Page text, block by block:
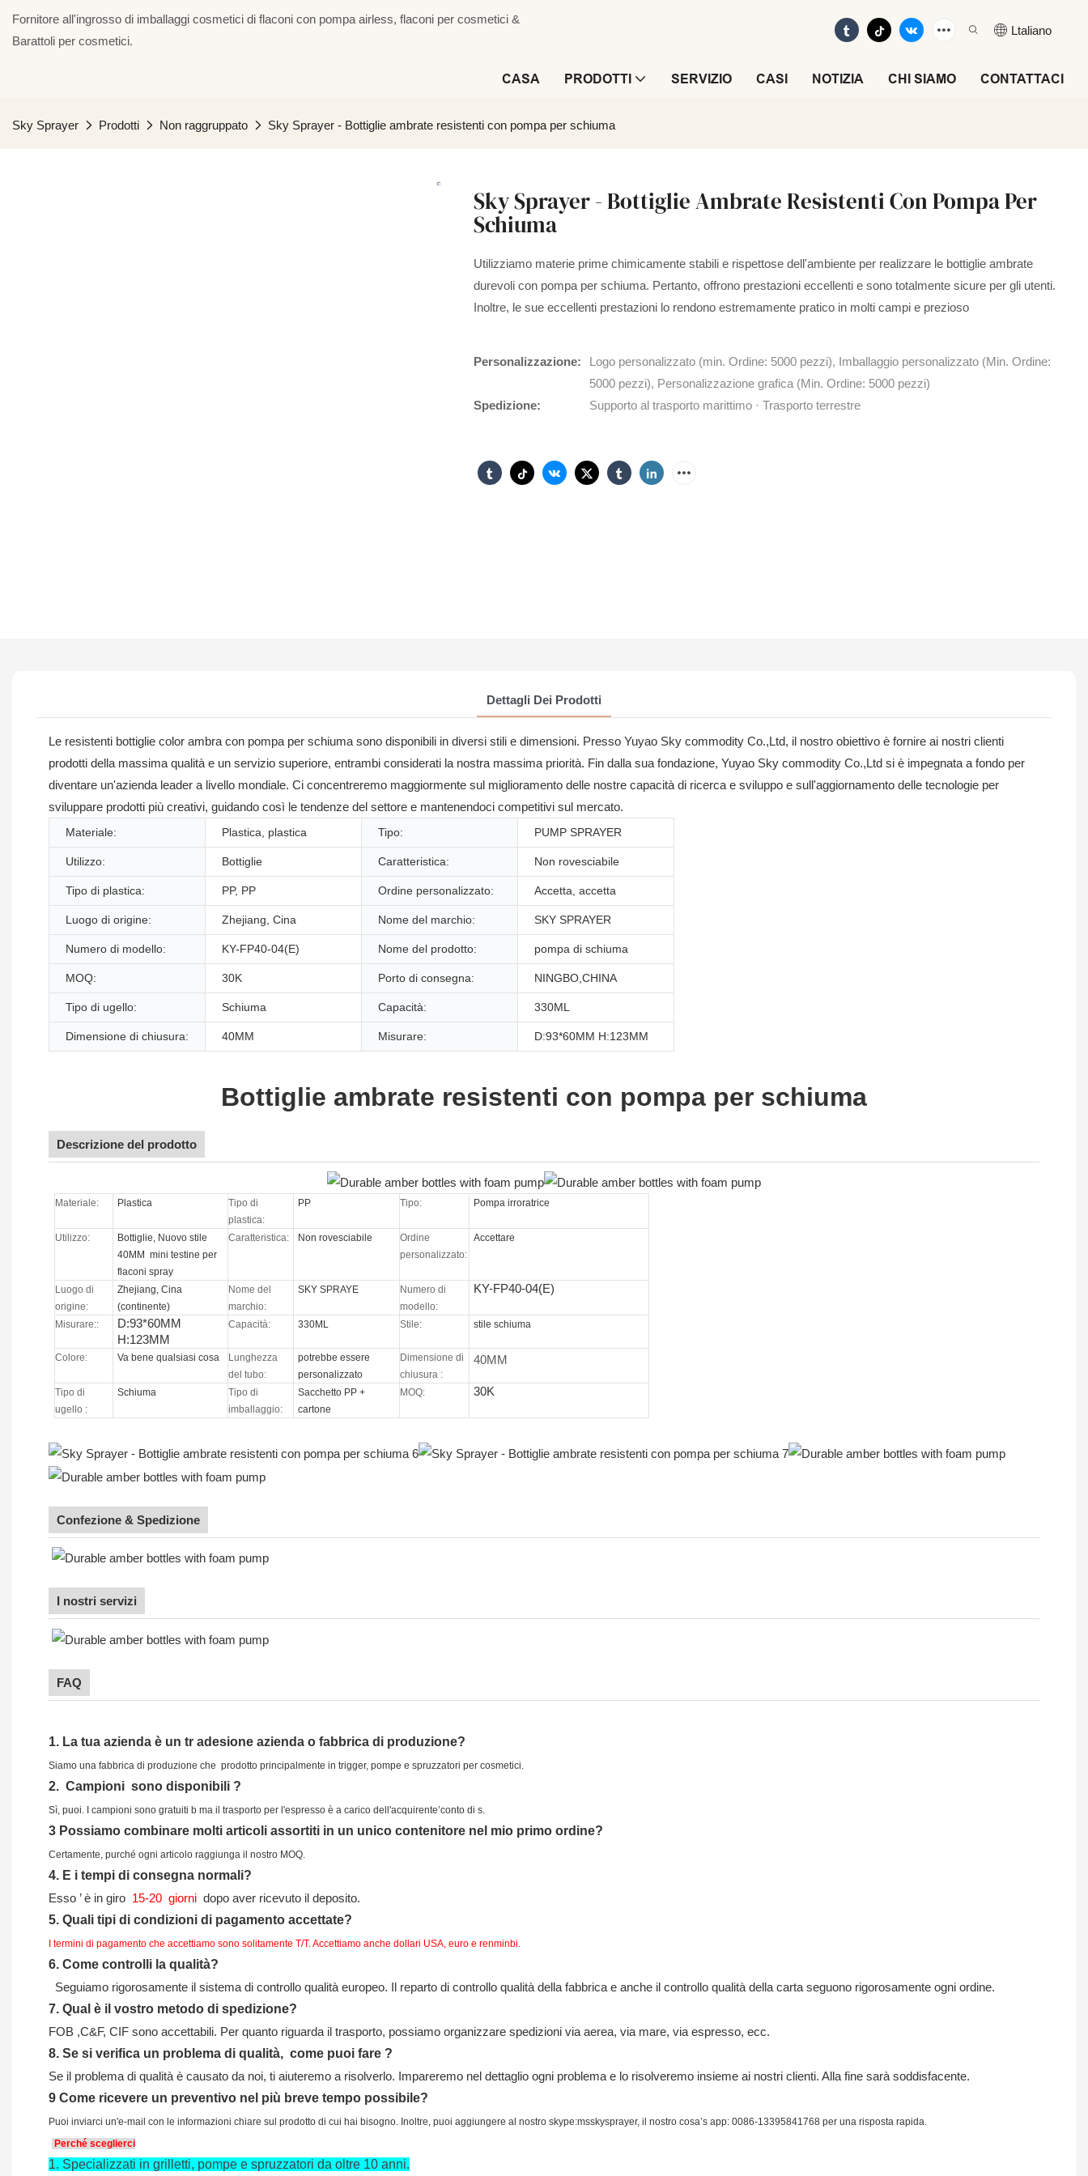
Fornitore all'ingrosso di imballaggi cosmetici di flaconi con pompa airless, flaconi per cosmetici &
Barattoli per cosmetici.
Ltaliano
CASA PRODOTTI SERVIZIO CASI NOTIZIA CHI SIAMO CONTATTACI
Sky Sprayer Prodotti Non raggruppato Sky Sprayer - Bottiglie ambrate resistenti con pompa per schiuma
Sky Sprayer - Bottiglie Ambrate Resistenti Con Pompa Per
Schiuma
Utilizziamo materie prime chimicamente stabili e rispettose dell'ambiente per realizzare le bottiglie ambrate
durevoli con pompa per schiuma. Pertanto, offrono prestazioni eccellenti e sono totalmente sicure per gli utenti.
Inoltre, le sue eccellenti prestazioni lo rendono estremamente pratico in molti campi e prezioso
Personalizzazione:
Logo personalizzato (min. Ordine: 5000 pezzi), Imballaggio personalizzato (Min. Ordine:
5000 pezzi), Personalizzazione grafica (Min. Ordine: 5000 pezzi)
Spedizione:
Supporto al trasporto marittimo · Trasporto terrestre
Dettagli Dei Prodotti
Le resistenti bottiglie color ambra con pompa per schiuma sono disponibili in diversi stili e dimensioni. Presso Yuyao Sky commodity Co.,Ltd, il nostro obiettivo è fornire ai nostri clienti
prodotti della massima qualità e un servizio superiore, entrambi considerati la nostra massima priorità. Fin dalla sua fondazione, Yuyao Sky commodity Co.,Ltd si è impegnata a fondo per
diventare un'azienda leader a livello mondiale. Ci concentreremo maggiormente sul miglioramento delle nostre capacità di ricerca e sviluppo e sull'aggiornamento delle tecnologie per
sviluppare prodotti più creativi, guidando così le tendenze del settore e mantenendoci competitivi sul mercato.
Materiale: Plastica, plastica Tipo: PUMP SPRAYER
Utilizzo: Bottiglie Caratteristica: Non rovesciabile
Tipo di plastica: PP, PP Ordine personalizzato: Accetta, accetta
Luogo di origine: Zhejiang, Cina Nome del marchio: SKY SPRAYER
Numero di modello: KY-FP40-04(E) Nome del prodotto: pompa di schiuma
MOQ: 30K Porto di consegna: NINGBO,CHINA
Tipo di ugello: Schiuma Capacità: 330ML
Dimensione di chiusura: 40MM Misurare: D:93*60MM H:123MM
Bottiglie ambrate resistenti con pompa per schiuma
Descrizione del prodotto
Materiale: Plastica
Tipo di
plastica:
PP Tipo: Pompa irroratrice
Utilizzo:
Bottiglie, Nuovo stile
40MM mini testine per
flaconi spray
Caratteristica: Non rovesciabile
Ordine
personalizzato:
Accettare
Luogo di
origine:
Zhejiang, Cina
(continente)
Nome del
marchio:
SKY SPRAYE
Numero di
modello:
KY-FP40-04(E)
Misurare::
D:93*60MM
H:123MM
Capacità: 330ML Stile: stile schiuma
Colore: Va bene qualsiasi cosa
Lunghezza
del tubo:
potrebbe essere
personalizzato
Dimensione di
chiusura :
40MM
Tipo di
ugello :
Schiuma
Tipo di
imballaggio:
Sacchetto PP +
cartone
MOQ: 30K
Confezione & Spedizione
I nostri servizi
FAQ
1. La tua azienda è un tr adesione azienda o fabbrica di produzione?
Siamo una fabbrica di produzione che prodotto principalmente in trigger, pompe e spruzzatori per cosmetici.
2. Campioni sono disponibili ?
Sì, puoi. I campioni sono gratuiti b ma il trasporto per l'espresso è a carico dell'acquirente’conto di s.
3 Possiamo combinare molti articoli assortiti in un unico contenitore nel mio primo ordine?
Certamente, purché ogni articolo raggiunga il nostro MOQ.
4. E i tempi di consegna normali?
Esso ’è in giro 15-20 giorni dopo aver ricevuto il deposito.
5. Quali tipi di condizioni di pagamento accettate?
I termini di pagamento che accettiamo sono solitamente T/T. Accettiamo anche dollari USA, euro e renminbi.
6. Come controlli la qualità?
Seguiamo rigorosamente il sistema di controllo qualità europeo. Il reparto di controllo qualità della fabbrica e anche il controllo qualità della carta seguono rigorosamente ogni ordine.
7. Qual è il vostro metodo di spedizione?
FOB ,C&F, CIF sono accettabili. Per quanto riguarda il trasporto, possiamo organizzare spedizioni via aerea, via mare, via espresso, ecc.
8. Se si verifica un problema di qualità, come puoi fare ?
Se il problema di qualità è causato da noi, ti aiuteremo a risolverlo. Impareremo nel dettaglio ogni problema e lo risolveremo insieme ai nostri clienti. Alla fine sarà soddisfacente.
9 Come ricevere un preventivo nel più breve tempo possibile?
Puoi inviarci un'e-mail con le informazioni chiare sul prodotto di cui hai bisogno. Inoltre, puoi aggiungere al nostro skype:msskysprayer, il nostro cosa’s app: 0086-13395841768 per una risposta rapida.
Perché sceglierci
1. Specializzati in grilletti, pompe e spruzzatori da oltre 10 anni.